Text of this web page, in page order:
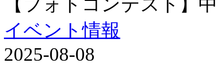
【フォトコンテスト】
イベント情報
2025-08-08